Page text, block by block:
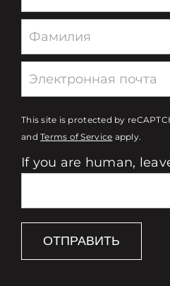
This site is protected by
andTerms of Service apply.
If you are human,
ОТПРАВИТЬ